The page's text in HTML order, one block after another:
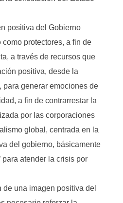
positiva del Gobierno
protectores, a fin de
a través de recursos que
positiva, desde la
para generar emociones de
a fin de contrarrestar la
por las corporaciones
global, centrada en la
del gobierno, básicamente
para atender la crisis por
de una imagen positiva del